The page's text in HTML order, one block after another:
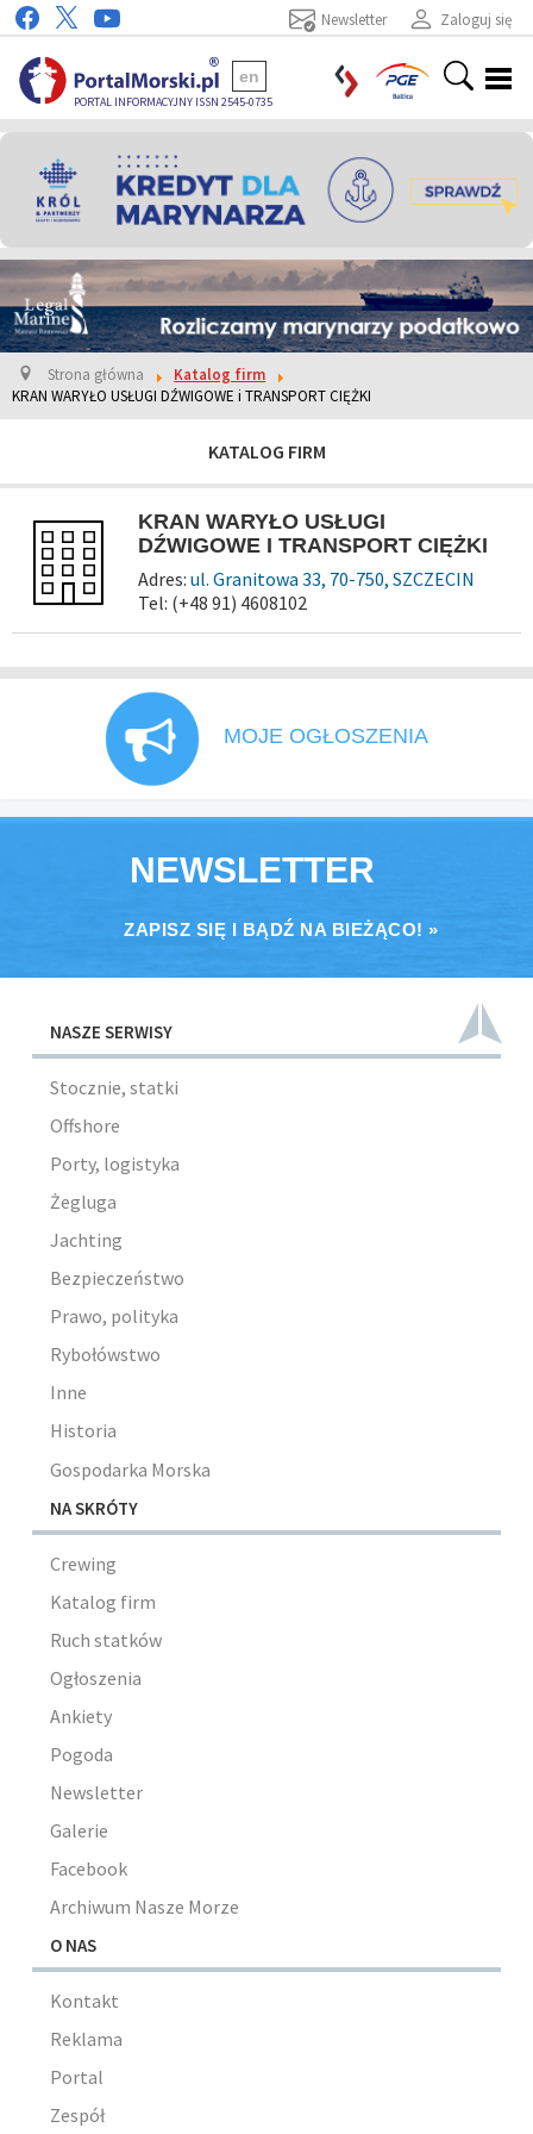
Zaloguj się
Newsletter
PORTAL INFORMACYJNY ISSN 2545-0735
en
Strona główna
Katalog firm
KRAN WARYŁO USŁUGI DŹWIGOWE i TRANSPORT CIĘŻKI
KATALOG FIRM
KRAN WARYŁO USŁUGI
DŹWIGOWE I TRANSPORT CIĘŻKI
Adres: ul. Granitowa 33, 70-750, SZCZECIN
Tel: (+48 91) 4608102
MOJE OGŁOSZENIA
NEWSLETTER
ZAPISZ SIĘ I BĄDŹ NA BIEŻĄCO! »
NASZE SERWISY
Stocznie, statki
Offshore
Porty, logistyka
Żegluga
Jachting
Bezpieczeństwo
Prawo, polityka
Rybołówstwo
Inne
Historia
Gospodarka Morska
NA SKRÓTY
Crewing
Katalog firm
Ruch statków
Ogłoszenia
Ankiety
Pogoda
Newsletter
Galerie
Facebook
Archiwum Nasze Morze
O NAS
Kontakt
Reklama
Portal
Zespół